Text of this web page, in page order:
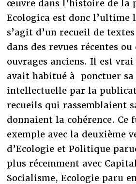
œuvre dans l’histoire de la
Ecologica est donc l’ultime
s’agit d’un recueil de
dans des revues récentes ou
ouvrages anciens. Il est vrai
avait habitué à ponctuer
intellectuelle par la
recueils qui rassemblaient
donnaient la cohérence. Ce
exemple avec la deuxième
d’Ecologie et Politique
plus récemment avec
Socialisme, Ecologie paru